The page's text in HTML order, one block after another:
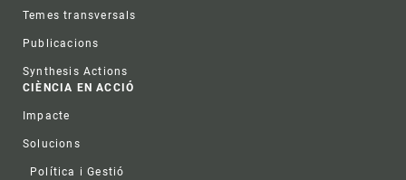
Temes transversals
Publicacions
Synthesis Actions
CIÈNCIA EN ACCIÓ
Impacte
Solucions
Política i Gestió